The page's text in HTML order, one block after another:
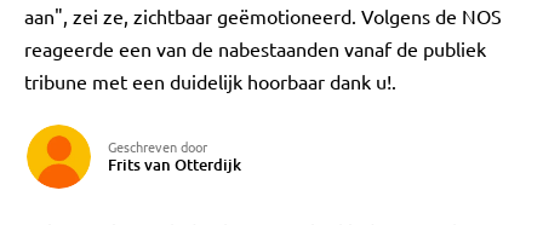
aan", zei ze, zichtbaar geëmotioneerd. Volgens de NOS
reageerde een van de nabestaanden vanaf de publiek
tribune met een duidelijk hoorbaar dank u!.
Geschreven door
Frits van Otterdijk